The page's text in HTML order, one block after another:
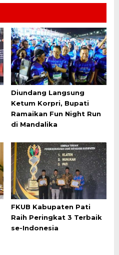
Diundang Langsung
Ketum Korpri, Bupati
Ramaikan Fun Night Run
di Mandalika
FKUB Kabupaten Pati
Raih Peringkat 3 Terbaik
se-Indonesia